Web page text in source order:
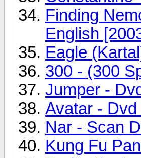
Finding
English
Eagle
300 - (300
Jumper -
Avatar - Dvd
Nar - Scan
Kung Fu